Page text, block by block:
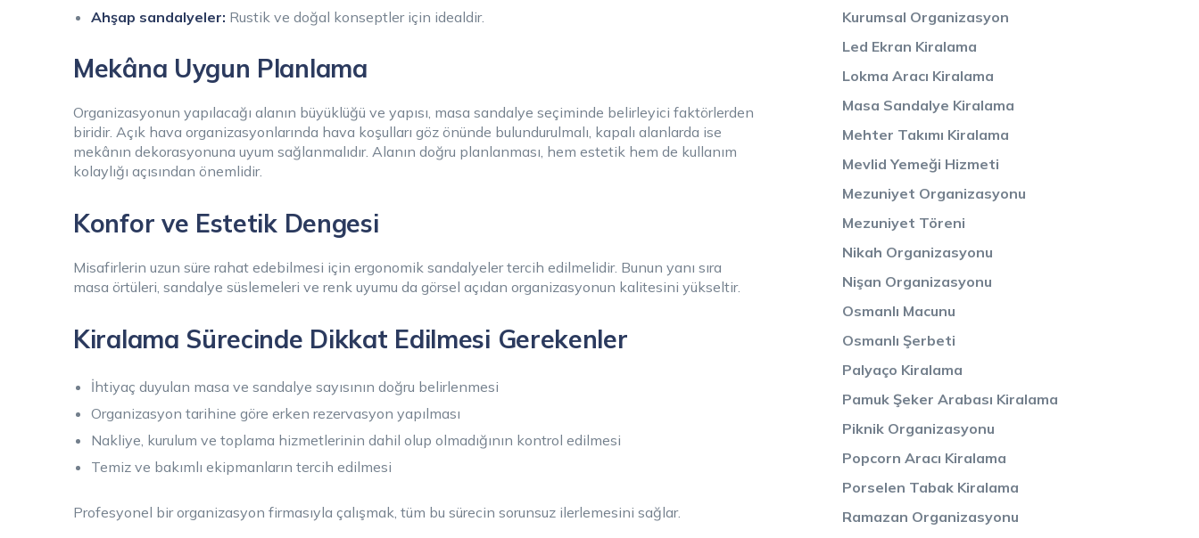
Ahşap sandalyeler: Rustik ve doğal konseptler için idealdir.
Mekâna Uygun Planlama
Organizasyonun yapılacağı alanın büyüklüğü ve yapısı, masa sandalye seçiminde belirleyici faktörlerden
biridir. Açık hava organizasyonlarında hava koşulları göz önünde bulundurulmalı, kapalı alanlarda ise
mekânın dekorasyonuna uyum sağlanmalıdır. Alanın doğru planlanması, hem estetik hem de kullanım
kolaylığı açısından önemlidir.
Konfor ve Estetik Dengesi
Misafirlerin uzun süre rahat edebilmesi için ergonomik sandalyeler tercih edilmelidir. Bunun yanı sıra
masa örtüleri, sandalye süslemeleri ve renk uyumu da görsel açıdan organizasyonun kalitesini yükseltir.
Kiralama Sürecinde Dikkat Edilmesi Gerekenler
İhtiyaç duyulan masa ve sandalye sayısının doğru belirlenmesi
Organizasyon tarihine göre erken rezervasyon yapılması
Nakliye, kurulum ve toplama hizmetlerinin dahil olup olmadığının kontrol edilmesi
Temiz ve bakımlı ekipmanların tercih edilmesi
Profesyonel bir organizasyon firmasıyla çalışmak, tüm bu sürecin sorunsuz ilerlemesini sağlar.
Kurumsal Organizasyon
Led Ekran Kiralama
Lokma Aracı Kiralama
Masa Sandalye Kiralama
Mehter Takımı Kiralama
Mevlid Yemeği Hizmeti
Mezuniyet Organizasyonu
Mezuniyet Töreni
Nikah Organizasyonu
Nişan Organizasyonu
Osmanlı Macunu
Osmanlı Şerbeti
Palyaço Kiralama
Pamuk Şeker Arabası Kiralama
Piknik Organizasyonu
Popcorn Aracı Kiralama
Porselen Tabak Kiralama
Ramazan Organizasyonu